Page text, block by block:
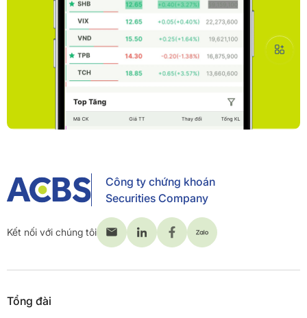
Công ty chứng khoán
Securities Company
Kết nối với chúng tôi
Tổng đài